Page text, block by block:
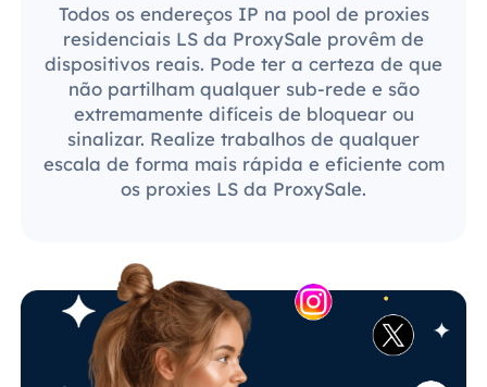
Todos os endereços IP na pool de proxies
residenciais LS da ProxySale provêm de
dispositivos reais. Pode ter a certeza de que
não partilham qualquer sub-rede e são
extremamente difíceis de bloquear ou
sinalizar. Realize trabalhos de qualquer
escala de forma mais rápida e eficiente com
os proxies LS da ProxySale.